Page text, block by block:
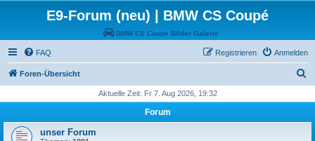
E9-Forum (neu) | BMW CS Coupé
BMW CS Coupe Bilder Galerie
FAQ Anmelden
Registrieren
Foren-Übersicht
h
Aktuelle Zeit: Fr 7. Aug 2026, 19:32
Forum
unser Forum